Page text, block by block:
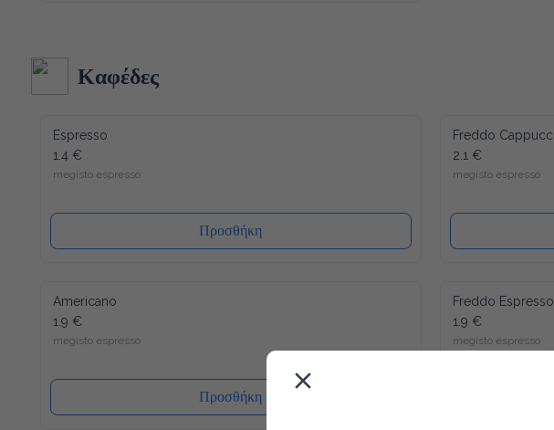
λιγότερο δυνατό αντίκτυπο στο περιβάλλον. Ενώ ένα άλλο
πλεονέκτημα είναι ότι το καπάκι κλείνει ξανά, μετά από κάθε
χρήση, έτσι ώστε το νερό να διατηρείται πάντα φρέσκο ​​και
Καφέδες
Espresso
1.4 €
megisto espresso
Προσθήκη
Freddo Cappuccino
2.1 €
megisto espresso
Americano
1.9 €
megisto espresso
Προσθήκη
Freddo Espresso
1.9 €
megisto espresso